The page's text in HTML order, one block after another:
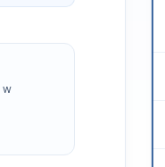
w